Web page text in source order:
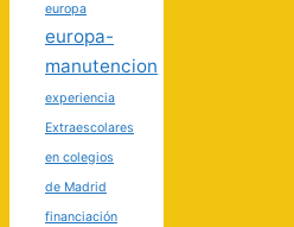
europa
europa-
manutencion
experiencia
Extraescolares
en colegios
de Madrid
financiación